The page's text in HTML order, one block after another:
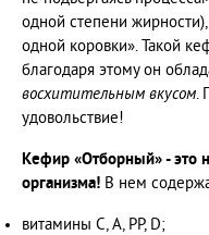
РЯЖЕНКА 2,5 %
ЙОГУРТ "МАЛИНА" 2%
ЙОГУРТ "АБРИКОС-
Масло
одной степени
одной коровки». Такой
благодаря этому он
восхитительным вкусом.
удовольствие!
Кефир «Отборный» - это
организма! В нем
витамины С, А, РР, D;